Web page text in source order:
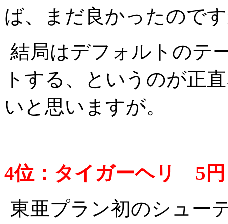
ば、まだ良かったので
結局はデフォルトのテ
トする、というのが正
いと思いますが。
4位：タイガーヘリ 5
東亜プラン初のシュー